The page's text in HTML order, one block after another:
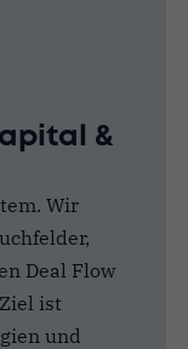
&
Wir
Deal Flow
ist
und